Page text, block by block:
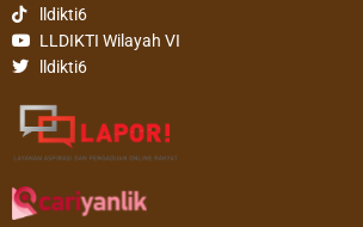
lldikti6
LLDIKTI Wilayah VI
lldikti6